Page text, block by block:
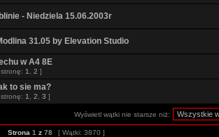
- Niedziela 15.06.2003r
31.05 by Elevation Studio
w A4 8E
1 2 ]
to sie ma?
1 2 3 ]
Wyświetl wątki nie starsze niż:
Strona 1 z 78 [ Wątki: 3870 ]